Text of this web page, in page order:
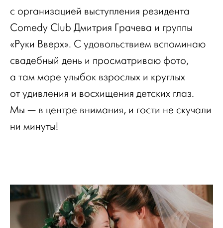
с организацией выступления резидента
Comedy Club Дмитрия Грачева и группы
«Руки Вверх». С удовольствием вспоминаю
свадебный день и просматриваю фото,
а там море улыбок взрослых и круглых
от удивления и восхищения детских глаз.
Мы — в центре внимания, и гости не скучали
ни минуты!